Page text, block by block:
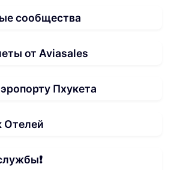
сообщества
от Aviasales
Пхукета
Отелей